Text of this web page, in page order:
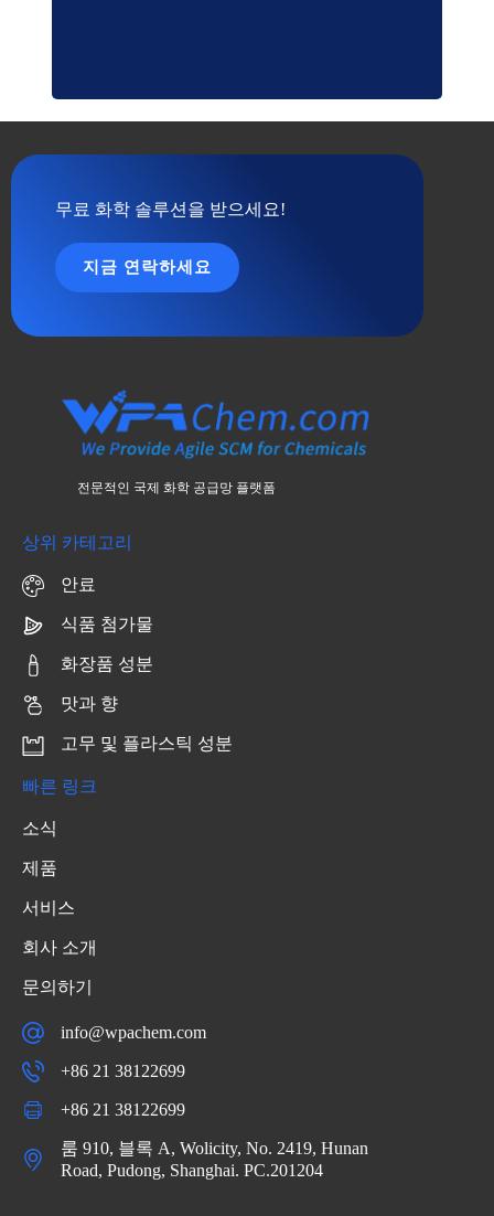
무료 화학 솔루션을 받으세요!
지금 연락하세요
전문적인 국제 화학 공급망 플랫폼
상위 카테고리
안료
식품 첨가물
화장품 성분
맛과 향
고무 및 플라스틱 성분
빠른 링크
소식
제품
서비스
회사 소개
문의하기
info@wpachem.com
+86 21 38122699
+86 21 38122699
룸 910, 블록 A, Wolicity, No. 2419, Hunan
Road, Pudong, Shanghai. PC.201204